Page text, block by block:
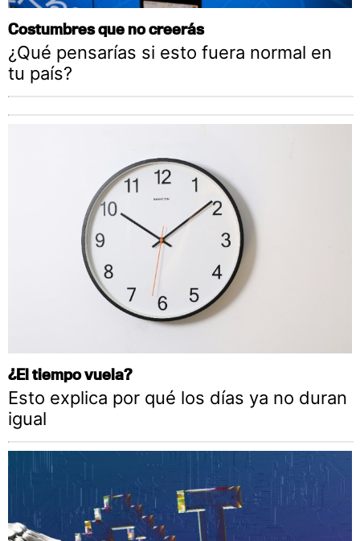
Costumbres que no creerás
¿Qué pensarías si esto fuera normal en
tu país?
¿El tiempo vuela?
Esto explica por qué los días ya no duran
igual